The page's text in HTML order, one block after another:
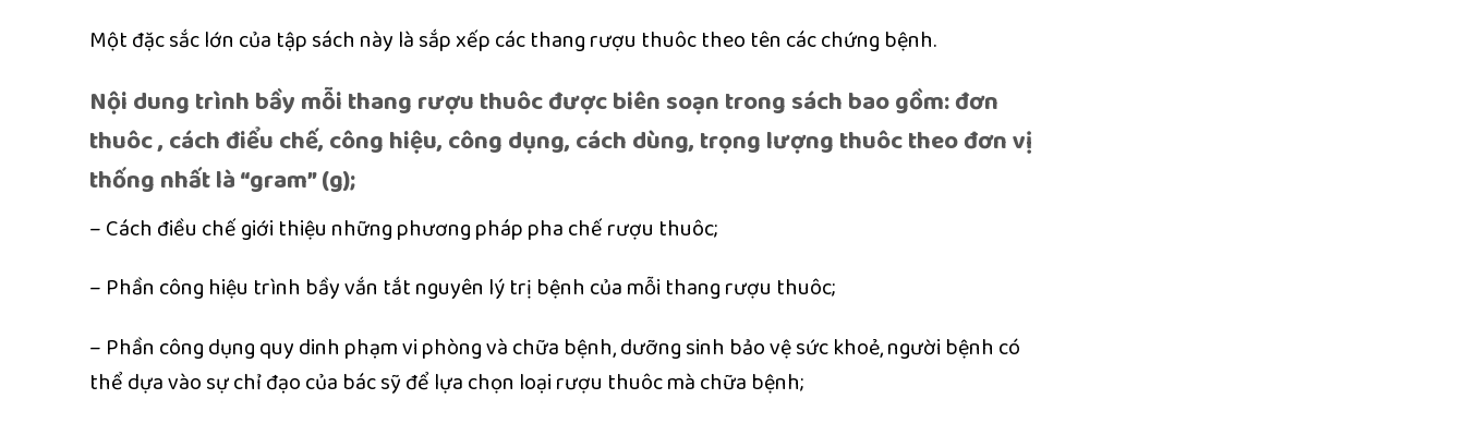
Một đặc sắc lớn của tập sách này là sắp xếp các thang rượu thuôc theo tên các chứng bệnh.
Nội dung trình bầy mỗi thang rượu thuôc được biên soạn trong sách bao gồm:đơn
thuôc , cách điểu chế, công hiệu, công dụng, cách dùng, trọng lượng thuôc theo đơn vị
thống nhất là “gram” (g);
– Cách điều chế giới thiệu những phương pháp pha chế rượu thuôc;
– Phần công hiệu trình bầy vắn tắt nguyên lý trị bệnh của mỗi thang rượu thuôc;
– Phần công dụng quy dinh phạm vi phòng và chữa bệnh, dưỡng sinh bảo vệ sức khoẻ, người bệnh có
thể dựa vào sự chỉ đạo của bác sỹ để lựa chọn loại rượu thuôc mà chữa bệnh;